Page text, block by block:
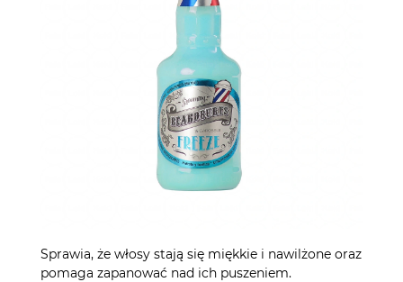
Sprawia, że włosy stają się miękkie i nawilżone oraz
pomaga zapanować nad ich puszeniem.